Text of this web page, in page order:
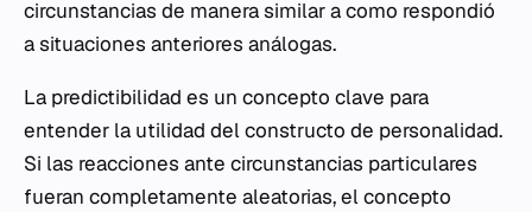
circunstancias de manera similar a como respondió
a situaciones anteriores análogas.
La predictibilidad es un concepto clave para
entender la utilidad del constructo de personalidad.
Si las reacciones ante circunstancias particulares
fueran completamente aleatorias, el concepto